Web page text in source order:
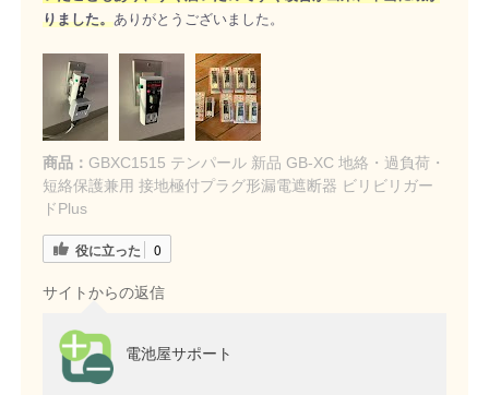
りました。ありがとうございました。
商品： GBXC1515 テンパール 新品 GB-XC 地絡・過負荷・
短絡保護兼用 接地極付プラグ形漏電遮断器 ビリビリガー
ドPlus
役に立った 0
サイトからの返信
電池屋サポート